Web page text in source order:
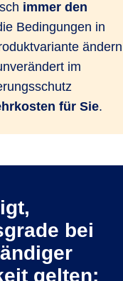
immer den
Bedingungen in
ändern
im
für Sie.
bei
gelten: